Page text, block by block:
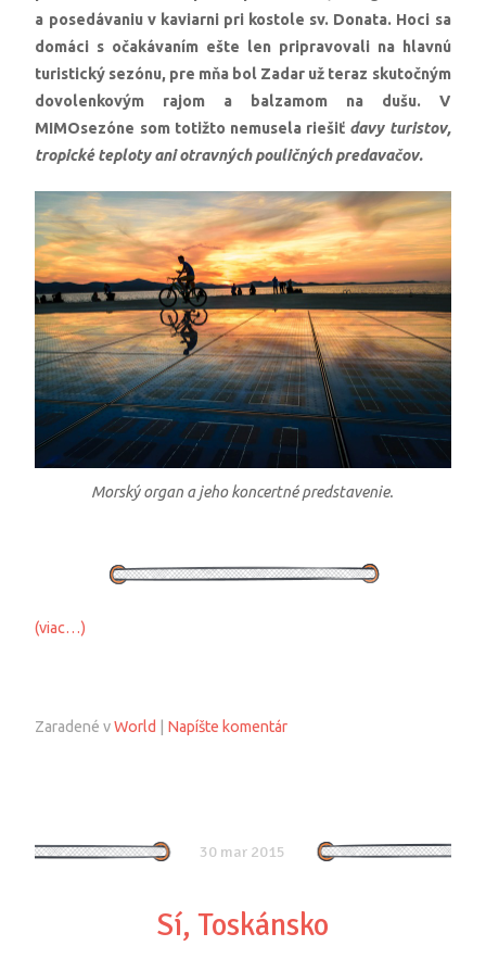
a posedávaniu v kaviarni pri kostole sv. Donata. Hoci sa
domáci s očakávaním ešte len pripravovali na hlavnú
turistický sezónu, pre mňa bol Zadar už teraz skutočným
dovolenkovým rajom a balzamom na dušu. V
MIMOsezóne som totižto nemusela riešiť davy turistov,
tropické teploty ani otravných pouličných predavačov.
Morský organ a jeho koncertné predstavenie.
(viac…)
Zaradené vWorld Napíšte komentár
30 mar 2015
Sí, Toskánsko